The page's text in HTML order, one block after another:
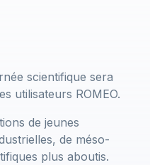
scientifique sera
utilisateurs ROMEO.
de jeunes
de méso-
plus aboutis.